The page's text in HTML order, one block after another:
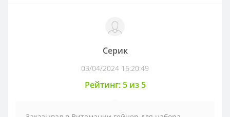
Серик
03/04/2024 16:20:49
Рейтинг: 5 из 5